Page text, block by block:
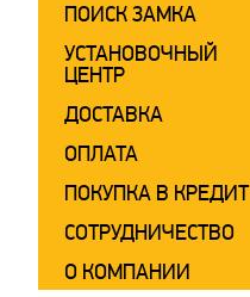
ПОИСК ЗАМКА
УСТАНОВОЧНЫЙ
ЦЕНТР
ДОСТАВКА
ОПЛАТА
ПОКУПКА В КРЕДИТ
СОТРУДНИЧЕСТВО
О КОМПАНИИ